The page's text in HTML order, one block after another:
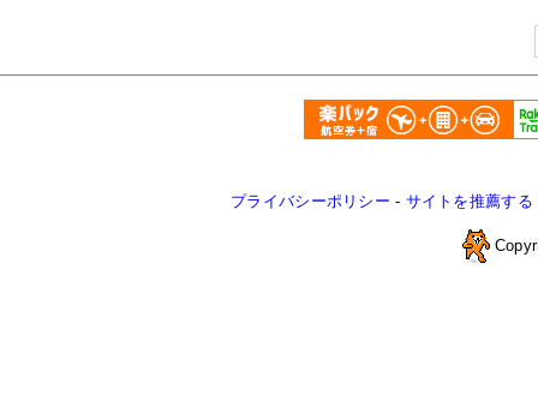
プライバシーポリシー - サイトを推薦する